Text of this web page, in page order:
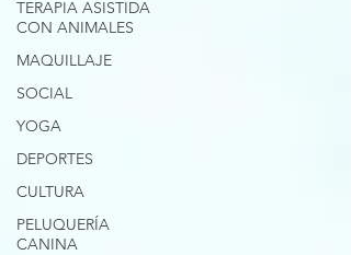
TERAPIA ASISTIDA
CON ANIMALES
MAQUILLAJE
SOCIAL
YOGA
DEPORTES
CULTURA
PELUQUERÍA
CANINA